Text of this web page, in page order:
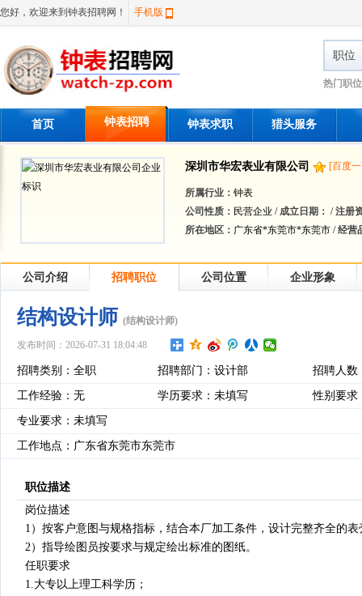
您好，欢迎来到钟表招聘网！ 手机版
职位
热门职
首页 钟表招聘 钟表求职 猎头服务
深圳市华宏表业有限公司 [百度
所属行业： 钟表
公司性质： 民营企业 /成立日期： /注册
所在地区： 广东省*东莞市*东莞市 /经营
公司介绍 招聘职位 公司位置 企业形象
结构设计师 (结构设计师)
发布时间：2026-07-31 18:04:48
招聘类别：全职 招聘部门：设计部 招聘人数
工作经验：无 学历要求：未填写 性别要求
专业要求：未填写
工作地点：广东省东莞市东莞市
职位描述
岗位描述
1）按客户意图与规格指标，结合本厂加工条件，设计完整齐全的
2）指导绘图员按要求与规定绘出标准的图纸。
任职要求
1.大专以上理工科学历；